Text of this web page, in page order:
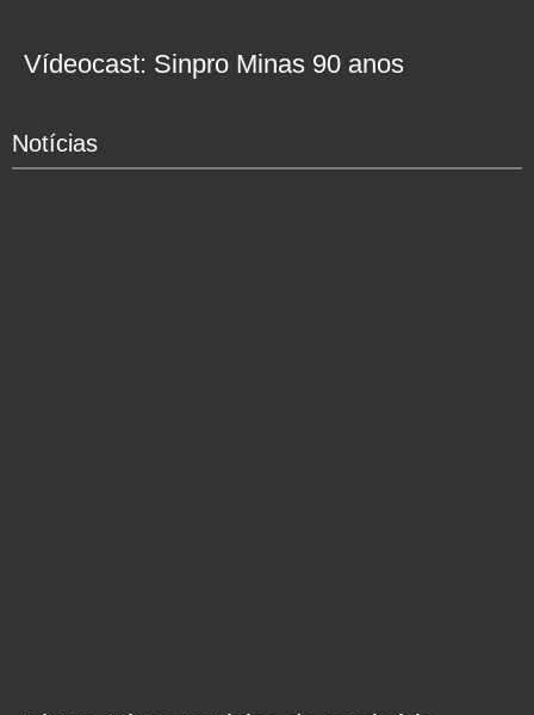
Vídeocast: Sinpro Minas 90 anos
Notícias